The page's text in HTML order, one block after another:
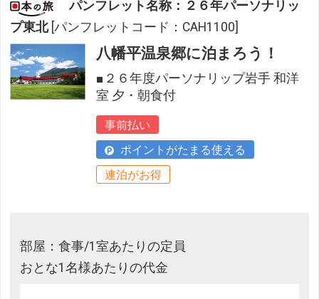
パンフレット名称：２６年パーソナリッ
プ東北 [パンフレットコード：CAH1100]
八幡平温泉郷に泊まろう！
■２６年度パーソナリップ岩手 和洋
室 夕・朝食付
事前払い
ポイントがたまる使える
連泊がお得
部屋：食事/1室あたりの定員
おとな1名様あたりの代金